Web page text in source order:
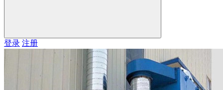
登录 注册